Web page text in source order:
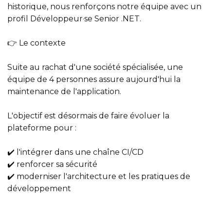
historique, nous renforçons notre équipe avec un
profil Développeur·se Senior .NET.
👉 Le contexte
Suite au rachat d'une société spécialisée, une
équipe de 4 personnes assure aujourd'hui la
maintenance de l'application.
L'objectif est désormais de faire évoluer la
plateforme pour :
✔️ l'intégrer dans une chaîne CI/CD
✔️ renforcer sa sécurité
✔️ moderniser l'architecture et les pratiques de
développement